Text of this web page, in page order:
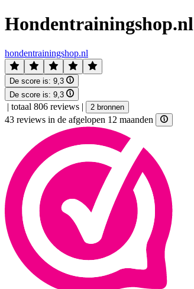
Hondentrainingshop.nl
hondentrainingshop.nl
De score is: 9,3
De score is: 9,3
| totaal 806 reviews | 2 bronnen
43 reviews in de afgelopen 12 maanden